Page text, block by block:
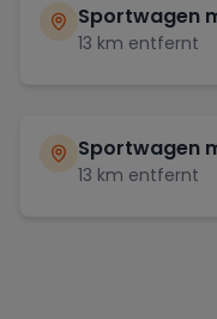
Sportwagen
13 km entfernt
Sportwagen
13 km entfernt